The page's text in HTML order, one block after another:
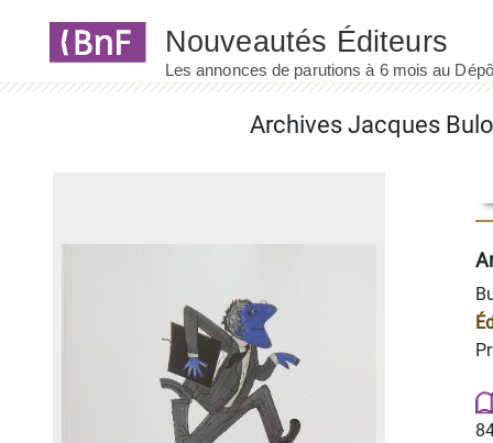
Archives Jacques